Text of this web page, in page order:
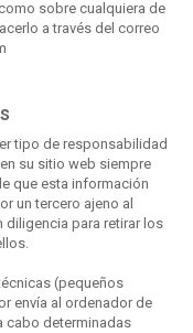
sobre cualquiera de
a través del correo
tipo de responsabilidad
su sitio web siempre
que esta información
un tercero ajeno al
diligencia para retirar los
(pequeños
envía al ordenador de
cabo determinadas